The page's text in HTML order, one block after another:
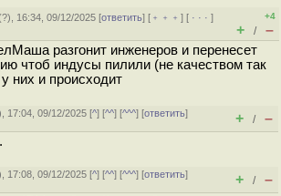
?), 16:34, 09/12/2025 [ответить] [ ﹢﹢﹢] [ · · ·]
+4
+ / –
разгонит инженеров и перенесет
чтоб индусы пилили (не качеством так
них и происходит
17:04, 09/12/2025 [^] [^^] [^^^] [ответить]
+ / –
17:08, 09/12/2025 [^] [^^] [^^^] [ответить]
+ / –